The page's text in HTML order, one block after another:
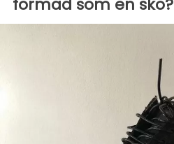
formad som en sko?